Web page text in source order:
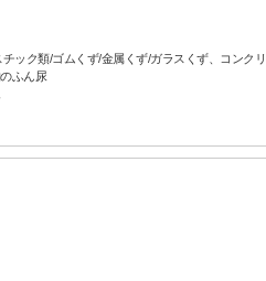
ック類/ゴムくず/金属くず/ガラスくず、コンク
ふん尿